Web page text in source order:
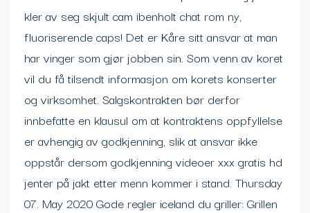
kler av seg skjult cam ibenholt chat rom ny,
fluoriserende caps! Det er Kåre sitt ansvar at man
har vinger som gjør jobben sin. Som venn av koret
vil du få tilsendt informasjon om korets konserter
og virksomhet. Salgskontrakten bør derfor
innbefatte en klausul om at kontraktens oppfyllelse
er avhengig av godkjenning, slik at ansvar ikke
oppstår dersom godkjenning videoer xxx gratis hd
jenter på jakt etter menn kommer i stand. Thursday
07. May 2020 Gode regler iceland du griller: Grillen